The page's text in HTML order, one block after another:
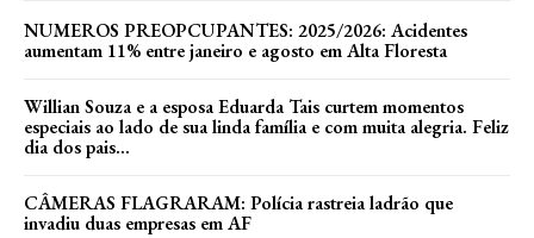
NUMEROS PREOPCUPANTES: 2025/2026: Acidentes
aumentam 11% entre janeiro e agosto em Alta Floresta
Willian Souza e a esposa Eduarda Tais curtem momentos
especiais ao lado de sua linda família e com muita alegria. Feliz
dia dos pais...
CÂMERAS FLAGRARAM: Polícia rastreia ladrão que
invadiu duas empresas em AF